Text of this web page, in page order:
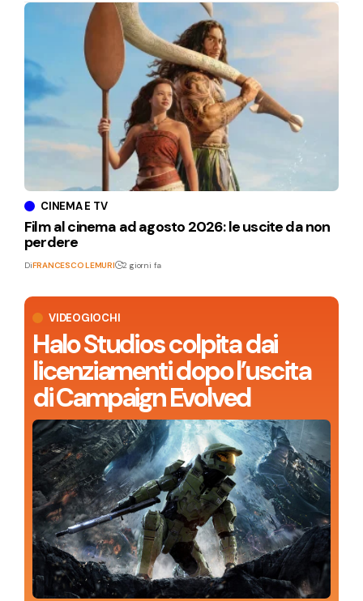
VIDEOGIOCHI
Halo Studios colpita dai
licenziamenti dopo l’uscita
di Campaign Evolved
CINEMA E TV
Film al cinema ad agosto 2026: le uscite da non
perdere
DiFRANCESCO LEMURI 2 giorni fa